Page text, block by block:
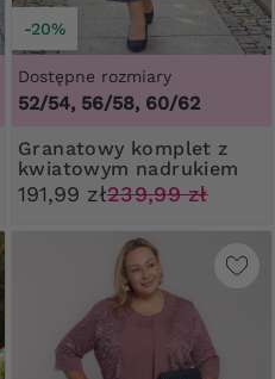
-20%
Dostępne rozmiary
52/54, 56/58, 60/62
Granatowy komplet z
kwiatowym nadrukiem
191,99 zł239,99 zł